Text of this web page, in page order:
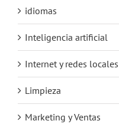
idiomas
Inteligencia artificial
Internet y redes locales
Limpieza
Marketing y Ventas